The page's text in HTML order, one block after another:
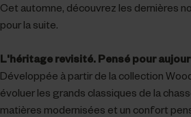
Cet automne, découvrez les dernières
pour la suite.
L'héritage revisité. Pensé pour
Développée à partir de la collection
évoluer les grands classiques de la
matières modernisées et un confort